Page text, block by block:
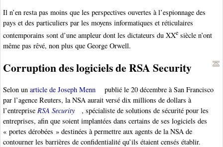
Il n’en resta pas moins que les perspectives ouvertes à l’espionnage des
pays et des particuliers par les moyens informatiques et réticulaires
contemporains sont d’une ampleur dont les dictateurs du XXe siècle n’ont
même pas rêvé, non plus que George Orwell.
Corruption des logiciels de RSA Security
Selon un article de Joseph Menn
publié le 20 décembre à San Francisco
par l’agence Reuters, la NSA aurait versé dix millions de dollars à
l’entreprise RSA Security
, spécialiste de solutions de sécurité pour les
entreprises, afin que soient implantées dans certains de ses logiciels des
« portes dérobées » destinées à permettre aux agents de la NSA de
contourner les barrières de confidentialité qu’ils étaient censés établir.